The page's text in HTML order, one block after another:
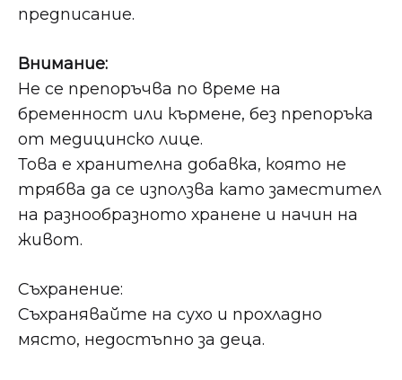
предписание.
Внимание:
Не се препоръчва по време на
бременност или кърмене, без препоръка
от медицинско лице.
Това е хранителна добавка, която не
трябва да се използва като заместител
на разнообразното хранене и начин на
живот.
Съхранение:
Съхранявайте на сухо и прохладно
място, недостъпно за деца.